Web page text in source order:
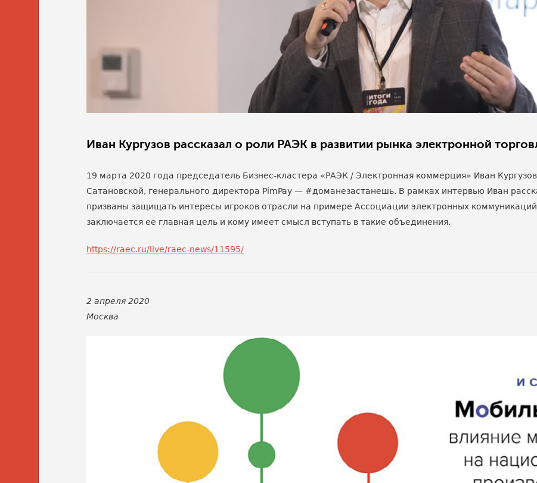
Иван Кургузов рассказал о роли РАЭК в развитии рынка электронной
19 марта 2020 года председатель Бизнес-кластера «РАЭК / Электронная коммерция» Иван
Сатановской, генерального директора PimPay — #доманезастанешь. В рамках интервью Иван
призваны защищать интересы игроков отрасли на примере Ассоциации электронных
заключается ее главная цель и кому имеет смысл вступать в такие объединения.
https://raec.ru/live/raec-news/11595/
2 апреля 2020
Москва